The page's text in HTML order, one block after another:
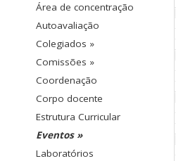
Área de concentração
Autoavaliação
Colegiados »
Comissões »
Coordenação
Corpo docente
Estrutura Curricular
Eventos »
Laboratórios